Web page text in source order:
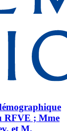
RFVE ; Mme
et M.